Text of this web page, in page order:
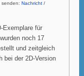
senden: Nachricht /
für
noch 17
und zeitgleich
bei der 2D-Version